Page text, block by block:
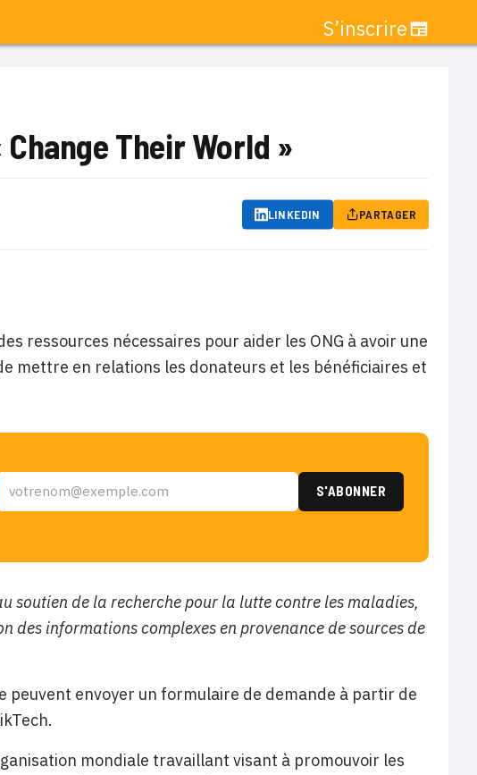
S’inscrire
Their World »
LINKEDIN PARTAGER
ressources nécessaires pour aider les ONG à avoir une
mettre en relations les donateurs et les bénéficiaires et
soutien de la recherche pour la lutte contre les maladies,
informations complexes en provenance de sources de
envoyer un formulaire de demande à partir de
mondiale travaillant visant à promouvoir les